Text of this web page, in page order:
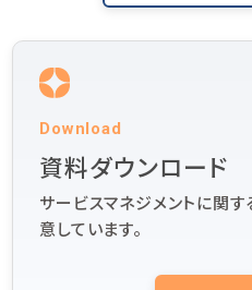
Download
資料ダウンロード
サービスマネジメントに関
意しています。